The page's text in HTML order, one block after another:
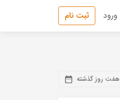
ورود ثبت نام
هفت روز گذشته